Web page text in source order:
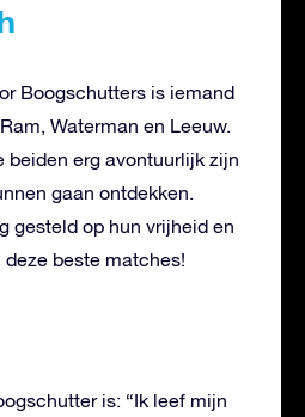
Boogschutters is iemand
Waterman en Leeuw.
beiden erg avontuurlijk zijn
gaan ontdekken.
gesteld op hun vrijheid en
beste matches!
is: “Ik leef mijn